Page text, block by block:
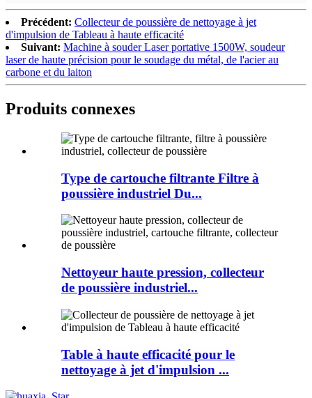
Précédent: Collecteur de poussière de nettoyage à jet
d'impulsion de Tableau à haute efficacité
Suivant: Machine à souder Laser portative 1500W, soudeur
laser de haute précision pour le soudage du métal, de l'acier au
carbone et du laiton
Produits connexes
Type de cartouche filtrante Filtre à
poussière industriel Du...
Nettoyeur haute pression, collecteur
de poussière industriel...
Table à haute efficacité pour le
nettoyage à jet d'impulsion ...